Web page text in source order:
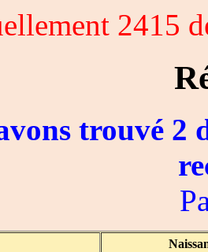
2415
trouvé 2